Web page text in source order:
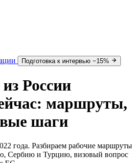
Подготовка к интервью −15%
России
маршруты,
шаги
года. Разбираем рабочие маршруты
Сербию и Турцию, визовый вопрос